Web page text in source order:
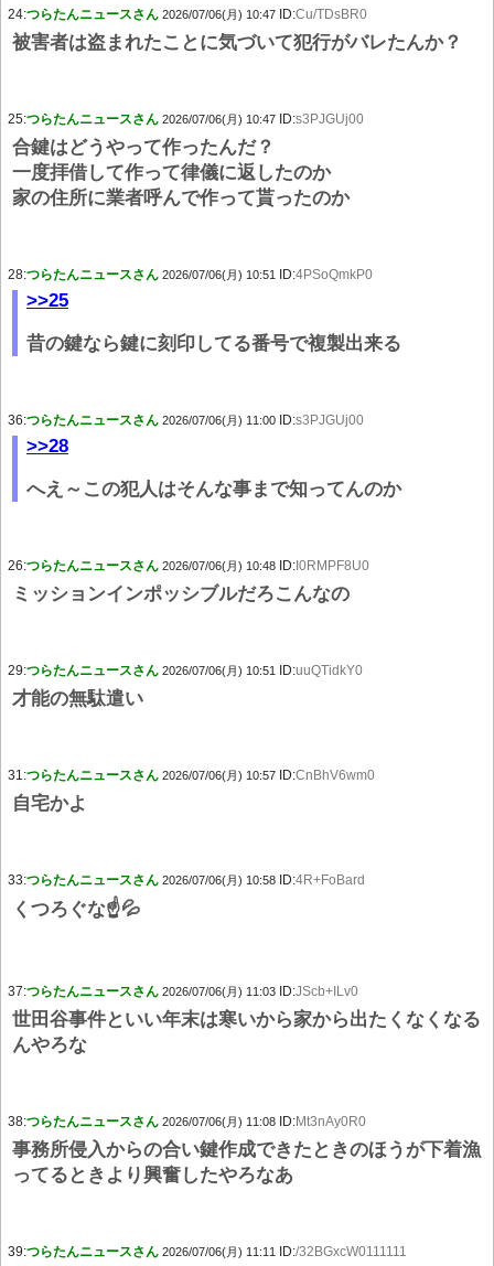
24:つらたんニュースさん 2026/07/06(月) 10:47 ID:Cu/TDsBR0
被害者は盗まれたことに気づいて犯行がバレたんか？
25:つらたんニュースさん 2026/07/06(月) 10:47 ID:s3PJGUj00
合鍵はどうやって作ったんだ？
一度拝借して作って律儀に返したのか
家の住所に業者呼んで作って貰ったのか
28:つらたんニュースさん 2026/07/06(月) 10:51 ID:4PSoQmkP0
>>25
昔の鍵なら鍵に刻印してる番号で複製出来る
36:つらたんニュースさん 2026/07/06(月) 11:00 ID:s3PJGUj00
>>28
へえ～この犯人はそんな事まで知ってんのか
26:つらたんニュースさん 2026/07/06(月) 10:48 ID: I0RMPF8U0
ミッションインポッシブルだろこんなの
29:つらたんニュースさん 2026/07/06(月) 10:51 ID:uuQTidkY0
才能の無駄遣い
31:つらたんニュースさん 2026/07/06(月) 10:57 ID:CnBhV6wm0
自宅かよ
33:つらたんニュースさん 2026/07/06(月) 10:58 ID:4R+FoBard
くつろぐな☝💦
37:つらたんニュースさん 2026/07/06(月) 11:03 ID:JScb+ILv0
世田谷事件といい年末は寒いから家から出たくなくなる
んやろな
38:つらたんニュースさん 2026/07/06(月) 11:08 ID:Mt3nAy0R0
事務所侵入からの合い鍵作成できたときのほうが下着漁
ってるときより興奮したやろなあ
39:つらたんニュースさん 2026/07/06(月) 11:11 ID:/32BGxcW0111111